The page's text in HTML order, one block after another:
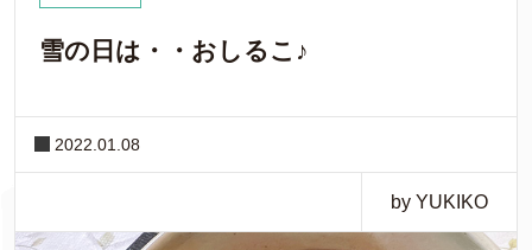
雪の日は・・おしるこ♪
2022.01.08
by YUKIKO